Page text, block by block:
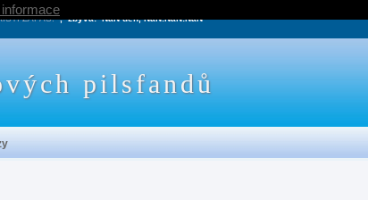
ZÁPAS:, zbývá:NaN den, NaN:NaN:NaN
pilsfandů